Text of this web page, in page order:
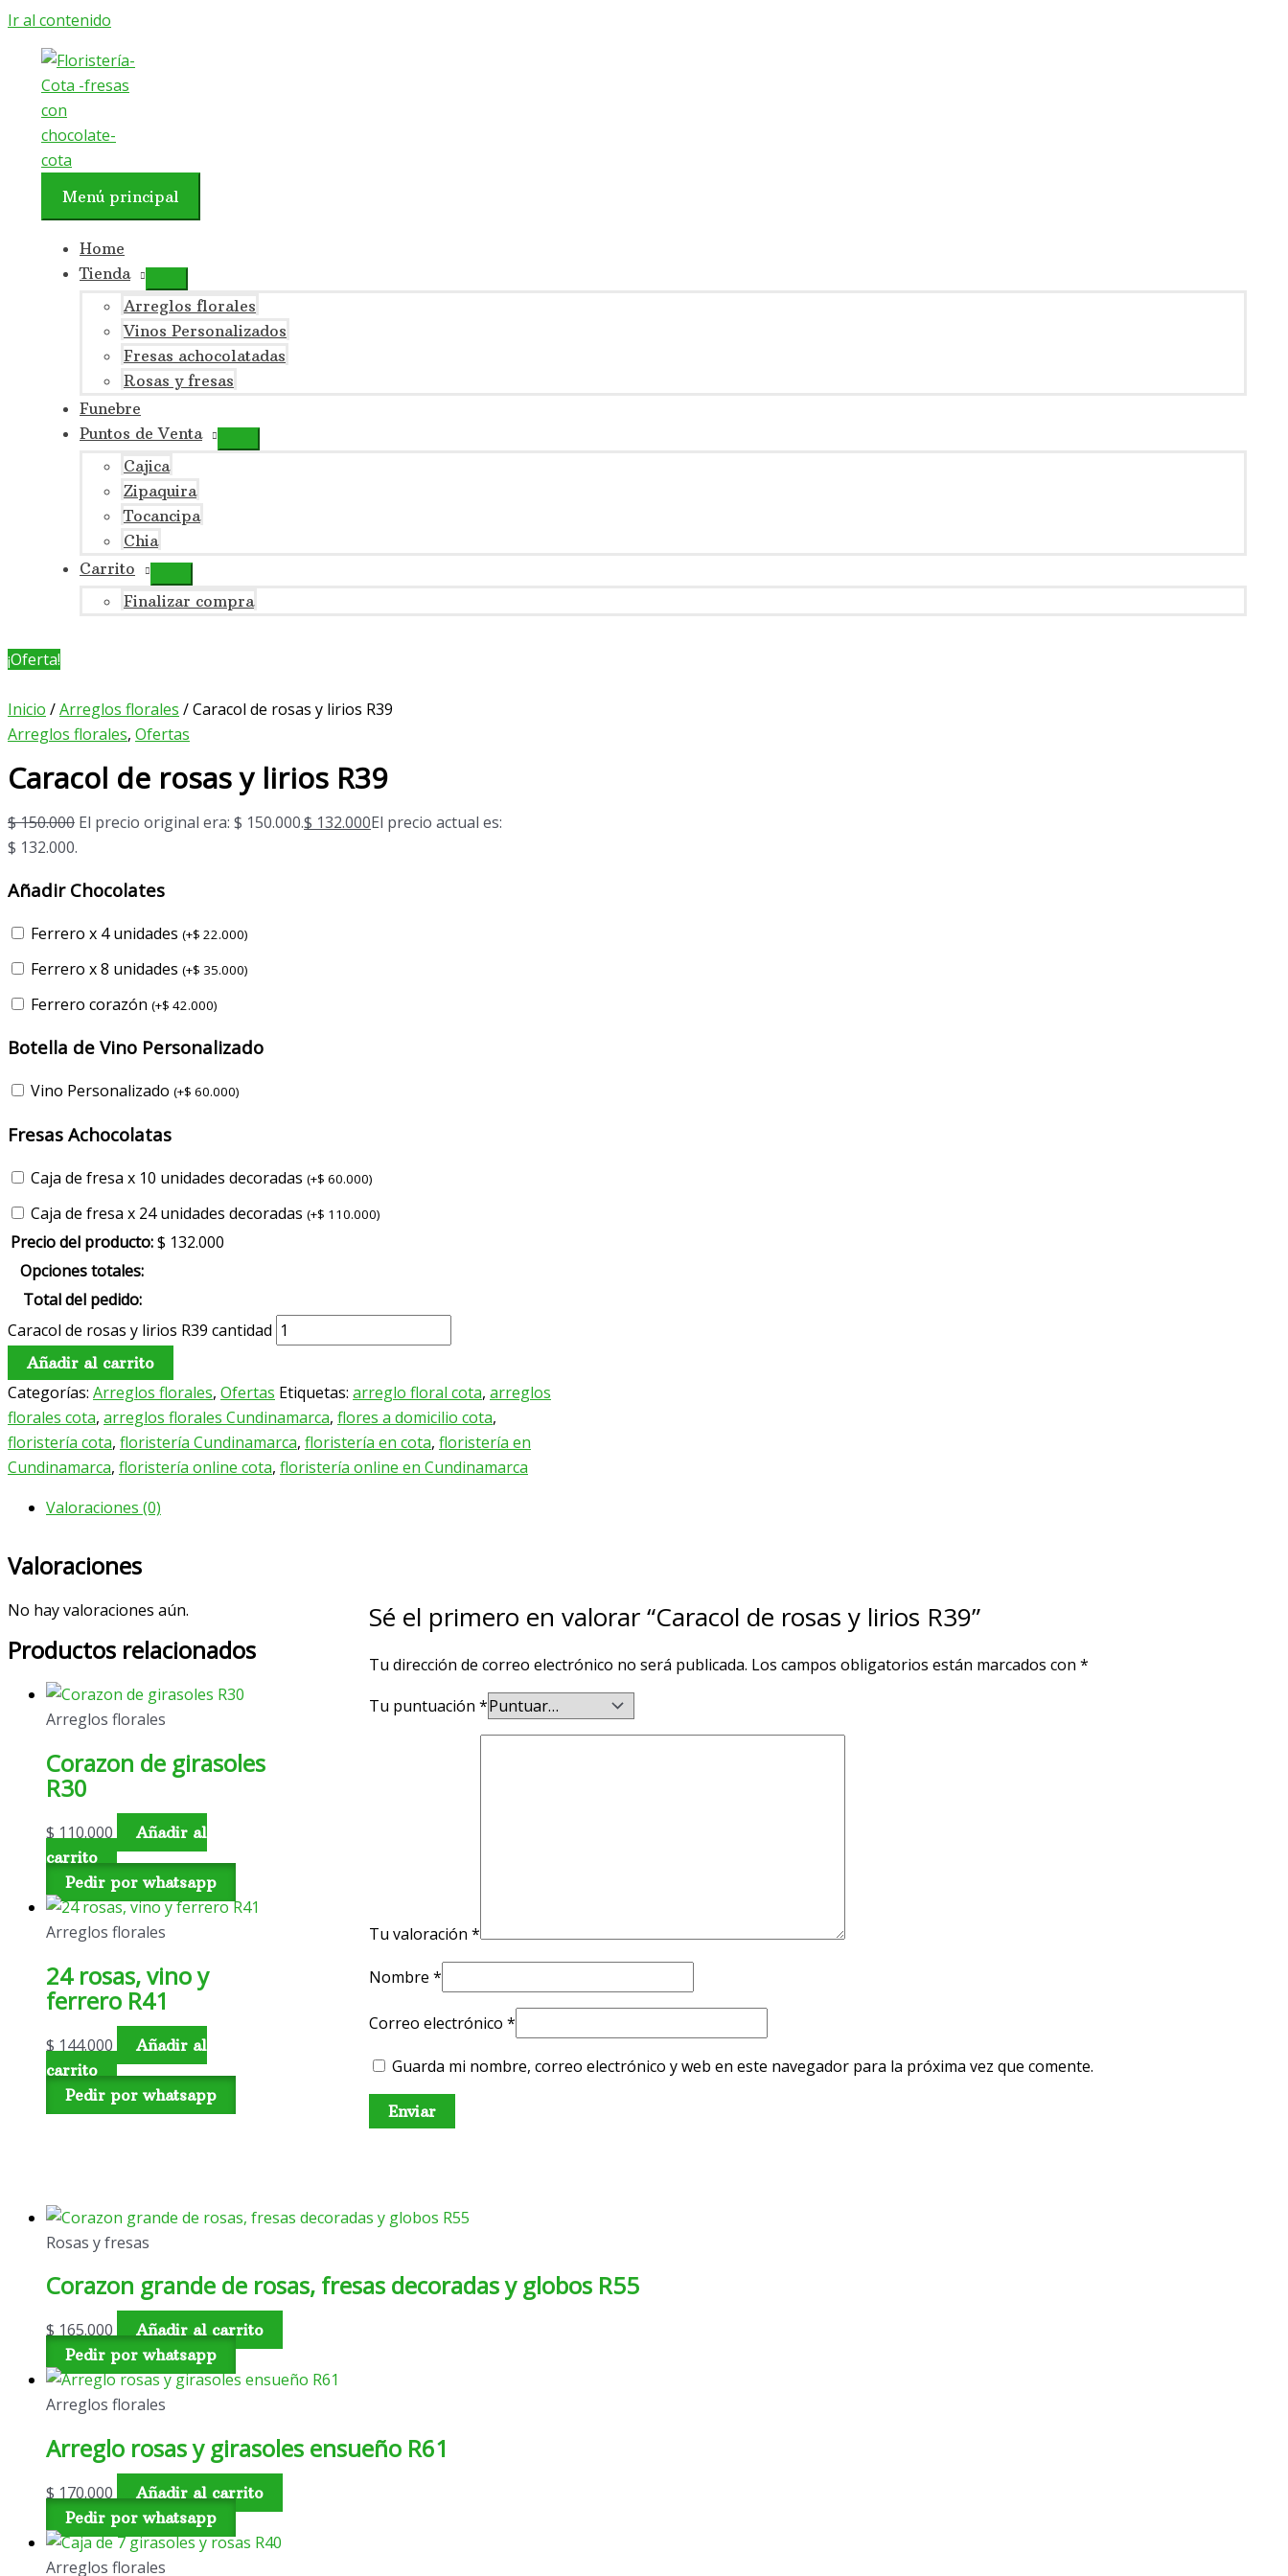
Ir al contenido
Menú principal
Home
Tienda
Arreglos florales
Vinos Personalizados
Fresas achocolatadas
Rosas y fresas
Funebre
Puntos de Venta
Cajica
Zipaquira
Tocancipa
Chia
Carrito
Finalizar compra
¡Oferta!
Inicio /Arreglos florales / Caracol de rosas y lirios R39
Arreglos florales, Ofertas
Caracol de rosas y lirios R39
$150.000 El precio original era: $ 150.000.$ 132.000El precio actual es:
$ 132.000.
Añadir Chocolates
Ferrero x 4 unidades (+$ 22.000)
Ferrero x 8 unidades (+$ 35.000)
Ferrero corazón (+$ 42.000)
Botella de Vino Personalizado
Vino Personalizado (+$ 60.000)
Fresas Achocolatas
Caja de fresa x 10 unidades decoradas (+$ 60.000)
Caja de fresa x 24 unidades decoradas (+$ 110.000)
Precio del producto:$ 132.000
Opciones totales:
Total del pedido:
Caracol de rosas y lirios R39 cantidad
Añadir al carrito
Categorías: Arreglos florales, Ofertas Etiquetas: arreglo floral cota, arreglos
florales cota, arreglos florales Cundinamarca, flores a domicilio cota,
floristería cota, floristería Cundinamarca, floristería en cota, floristería en
Cundinamarca, floristería online cota, floristería online en Cundinamarca
Valoraciones (0)
Valoraciones
No hay valoraciones aún. Sé el primero en valorar “Caracol de rosas y lirios R39”
Tu dirección de correo electrónico no será publicada. Los campos obligatorios están marcados con*
Tu puntuación*
Tu valoración*
Nombre*
Correo electrónico*
Guarda mi nombre, correo electrónico y web en este navegador para la próxima vez que comente.
Productos relacionados
Arreglos florales
Corazon de girasoles
R30
$ 110.000
Añadir al
carrito
Pedir por whatsapp
Arreglos florales
24 rosas, vino y
ferrero R41
$ 144.000
Añadir al
carrito
Pedir por whatsapp
Rosas y fresas
Corazon grande de rosas, fresas decoradas y globos R55
$ 165.000
Añadir al carrito
Pedir por whatsapp
Arreglos florales
Arreglo rosas y girasoles ensueño R61
$ 170.000
Añadir al carrito
Pedir por whatsapp
Arreglos florales